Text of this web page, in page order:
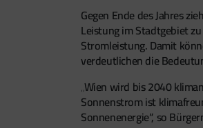
Gegen Ende des Jahres
Leistung im Stadtgebiet
Stromleistung. Damit
verdeutlichen die
„Wien wird bis 2040
Sonnenstrom ist
Sonnenenergie“, so